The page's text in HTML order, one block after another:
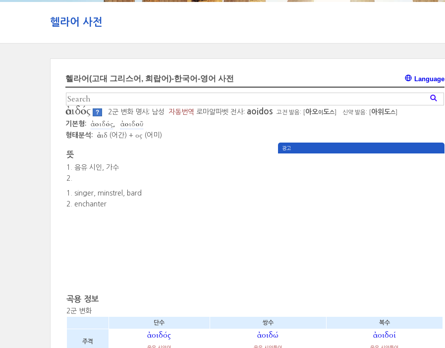
헬라어 사전
헬라어(고대 그리스어, 희랍어)-한국어-영어 사전 Language
ἀοιδός ? 2군 변화 명사; 남성 자동번역 로마알파벳 전사: aoidos 고전 발음: [ 아오이 도스] 신약 발음: [ 아위도스]
기본형: ἀοιδός ἀοιδοῦ
형태분석: ἀοιδ (어간) + ος (어미)
광고
뜻
음유 시인, 가수
singer, minstrel, bard
enchanter
곡용 정보
2군 변화
단수 쌍수 복수
주격
ἀοιδός ἀοιδώ ἀοιδοί